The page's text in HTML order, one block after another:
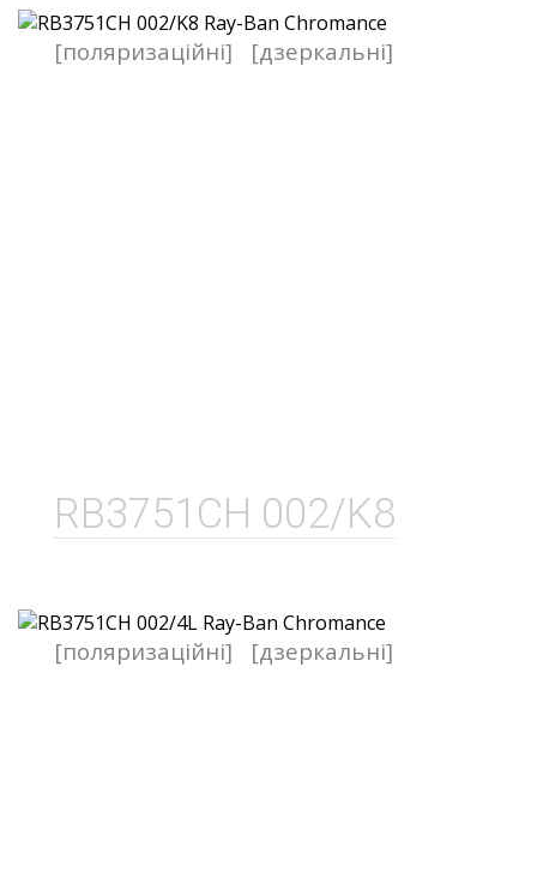
RB3751CH 002/K8
[поляризаційні] [дзеркальні]
[поляризаційні] [дзеркальні]